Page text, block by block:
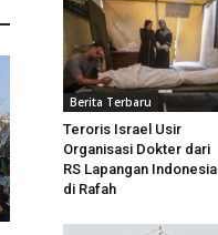
Berita Terbaru
Teroris Israel Usir
Organisasi Dokter dari
RS Lapangan Indonesia
di Rafah